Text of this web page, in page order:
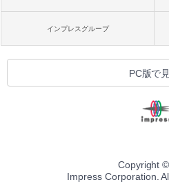
インプレスグループ
PC版で
Copyright ©
Impress Corporation.